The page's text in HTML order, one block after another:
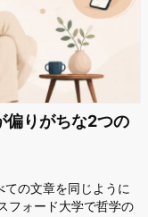
偏りがちな2つの
の文章を同じように
フォード大学で哲学の